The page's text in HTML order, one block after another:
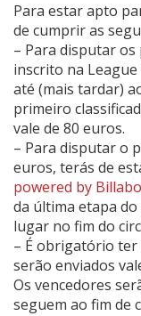
Para estar apto
de cumprir as
– Para disputar
inscrito na League
até (mais tardar)
primeiro
vale de 80 euros.
– Para disputar o
euros, terás de
powered by
da última etapa
lugar no fim do
– É obrigatório
serão enviados
Os vencedores
seguem ao fim de